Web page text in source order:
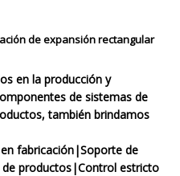
de expansión rectangular
en la producción y
de sistemas de
también brindamos
fabricación|Soporte de
productos|Control estricto